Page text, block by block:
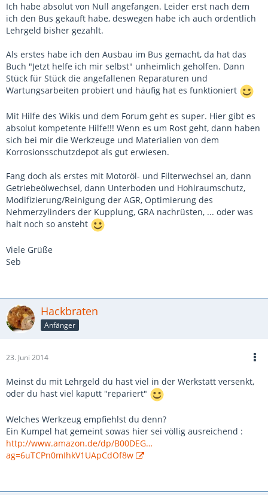
Ich habe absolut von Null angefangen. Leider erst nach dem
ich den Bus gekauft habe, deswegen habe ich auch ordentlich
Lehrgeld bisher gezahlt.
Als erstes habe ich den Ausbau im Bus gemacht, da hat das
Buch "Jetzt helfe ich mir selbst" unheimlich geholfen. Dann
Stück für Stück die angefallenen Reparaturen und
Wartungsarbeiten probiert und häufig hat es funktioniert
Mit Hilfe des Wikis und dem Forum geht es super. Hier gibt es
absolut kompetente Hilfe!!! Wenn es um Rost geht, dann haben
sich bei mir die Werkzeuge und Materialien von dem
Korrosionsschutzdepot als gut erwiesen.
Fang doch als erstes mit Motoröl- und Filterwechsel an, dann
Getriebeölwechsel, dann Unterboden und Hohlraumschutz,
Modifizierung/Reinigung der AGR, Optimierung des
Nehmerzylinders der Kupplung, GRA nachrüsten, ... oder was
halt noch so ansteht
Viele Grüße
Seb
Hackbraten
Anfänger
23. Juni 2014
Meinst du mit Lehrgeld du hast viel in der Werkstatt versenkt,
oder du hast viel kaputt "repariert"
Welches Werkzeug empfiehlst du denn?
Ein Kumpel hat gemeint sowas hier sei völlig ausreichend :
http://www.amazon.de/dp/B00DEG…
ag=6uTCPn0mIhkV1UApCdOf8w